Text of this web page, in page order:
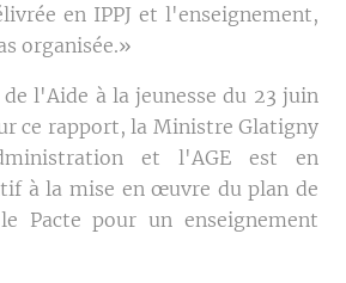
en IPPJ et l'enseignement,
organisée.»
l'Aide à la jeunesse du 23 juin
ce rapport, la Ministre Glatigny
et l'AGE est en
à la mise en œuvre du plan de
Pacte pour un enseignement